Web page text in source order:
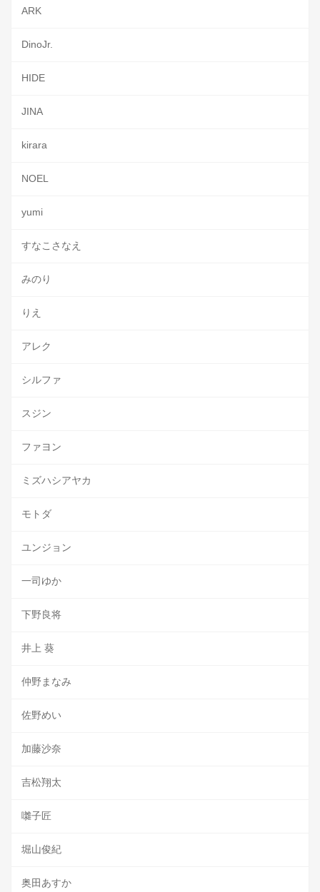
ARK
DinoJr.
HIDE
JINA
kirara
NOEL
yumi
すなこさなえ
みのり
りえ
アレク
シルファ
スジン
ファヨン
ミズハシアヤカ
モトダ
ユンジョン
一司ゆか
下野良将
井上 葵
仲野まなみ
佐野めい
加藤沙奈
吉松翔太
囃子匠
堀山俊紀
奥田あすか